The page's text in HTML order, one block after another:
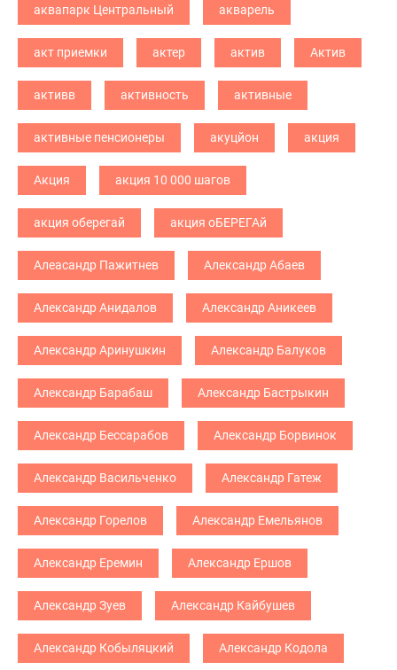
аквапарк Центральный акварель
акт приемки актер актив Актив
активв активность активные
активные пенсионеры акуцйон акция
Акция акция 10 000 шагов
акция оберегай акция оБЕРЕГАй
Алеасандр Пажитнев Александр Абаев
Александр Анидалов Александр Аникеев
Александр Аринушкин Александр Балуков
Александр Барабаш Александр Бастрыкин
Александр Бессарабов Александр Борвинок
Александр Васильченко Александр Гатеж
Александр Горелов Александр Емельянов
Александр Еремин Александр Ершов
Александр Зуев Александр Кайбушев
Александр Кобыляцкий Александр Кодола